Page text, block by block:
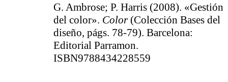
G. Ambrose; P. Harris (2008). «Gestión
del color». Color(Colección Bases del
diseño, págs. 78-79). Barcelona:
Editorial Parramon.
ISBN9788434228559